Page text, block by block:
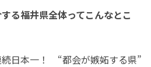
る福井県全体ってこんなとこ
日本一！　“都会が嫉妬する県”